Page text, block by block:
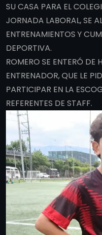
SU CASA PARA EL
JORNADA LABORAL, SE
ENTRENAMIENTOS Y
DEPORTIVA.
ROMERO SE ENTERÓ DE
ENTRENADOR, QUE LE
PARTICIPAR EN LA
REFERENTES DE STAFF.